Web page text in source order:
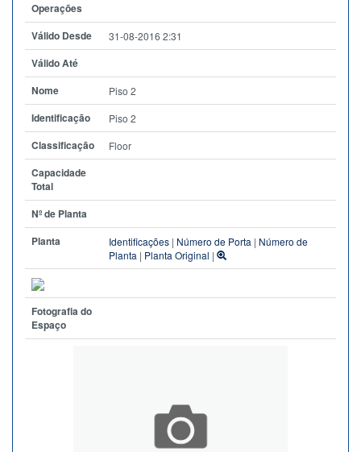
Operações
Válido Desde
31-08-2016 2:31
Válido Até
Nome
Piso 2
Identificação Piso 2
Classificação Floor
Capacidade
Total
Nº de Planta
Planta
Identificações | Número de Porta | Número de
Planta | Planta Original |
Fotografia do
Espaço